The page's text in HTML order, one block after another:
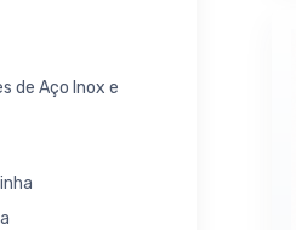
de Aço Inox e